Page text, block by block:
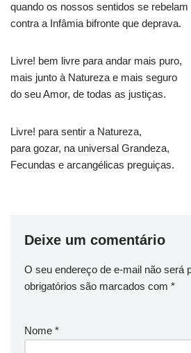
quando os nossos sentidos se rebelam
contra a Infâmia bifronte que deprava.
Livre! bem livre para andar mais puro,
mais junto à Natureza e mais seguro
do seu Amor, de todas as justiças.
Livre! para sentir a Natureza,
para gozar, na universal Grandeza,
Fecundas e arcangélicas preguiças.
Deixe um comentário
O seu endereço de e-mail não será
obrigatórios são marcados com *
Nome *